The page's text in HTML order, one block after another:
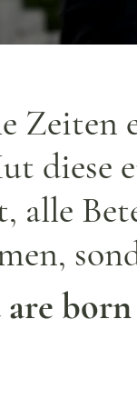
Zeiten
diese
alle